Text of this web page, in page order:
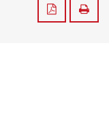
Zapisz do